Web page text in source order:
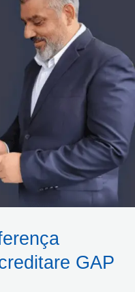
GAP